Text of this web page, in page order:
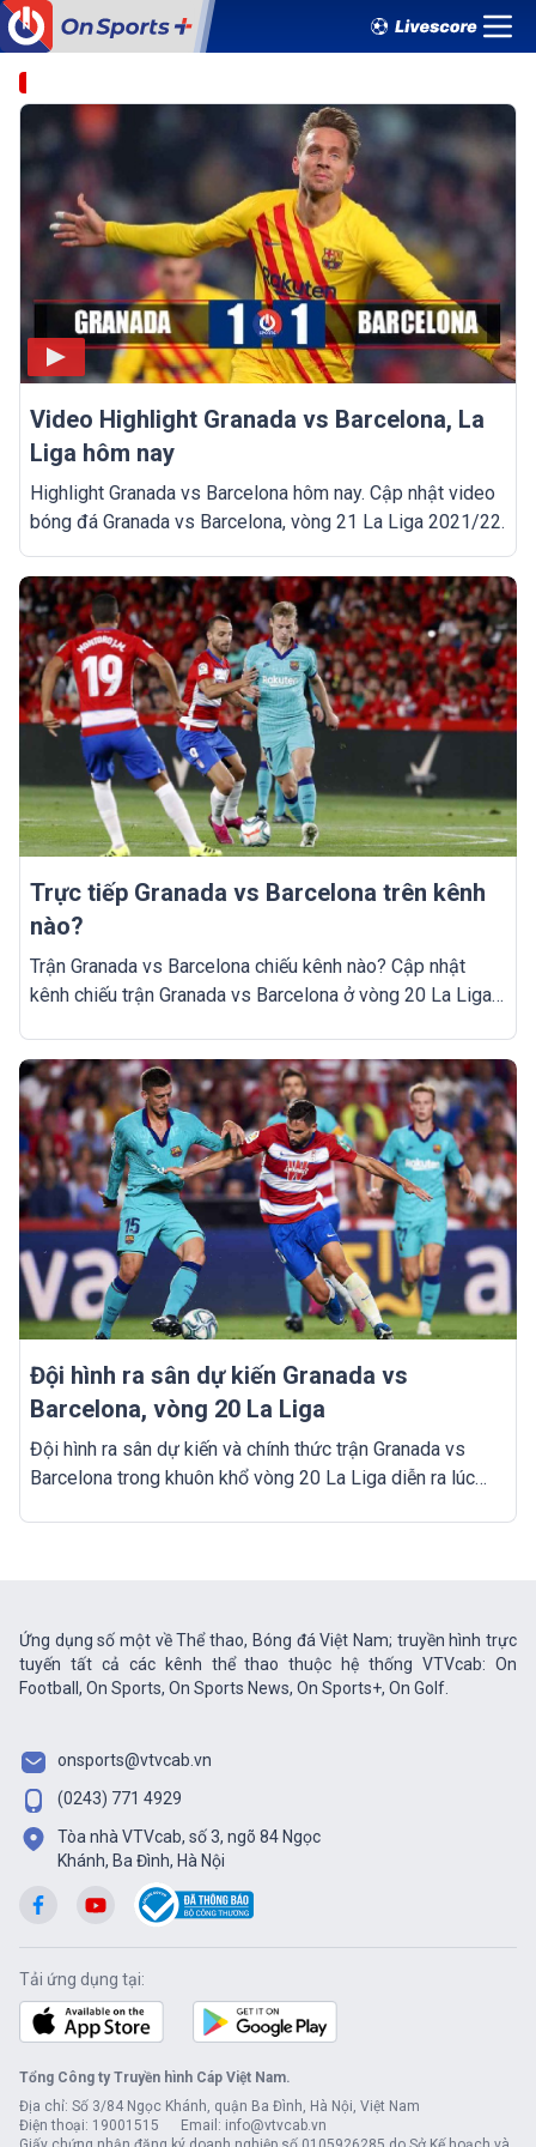
Video Highlight Granada vs Barcelona, La
Liga hôm nay
Highlight Granada vs Barcelona hôm nay. Cập nhật video
bóng đá Granada vs Barcelona, vòng 21 La Liga 2021/22.
Trực tiếp Granada vs Barcelona trên kênh
nào?
Trận Granada vs Barcelona chiếu kênh nào? Cập nhật
kênh chiếu trận Granada vs Barcelona ở vòng 20 La Liga
Đội hình ra sân dự kiến Granada vs
Barcelona, vòng 20 La Liga
Đội hình ra sân dự kiến và chính thức trận Granada vs
Barcelona trong khuôn khổ vòng 20 La Liga diễn ra lúc
Ứng dụng số một về Thể thao, Bóng đá Việt Nam; truyền hình trực
tuyến tất cả các kênh thể thao thuộc hệ thống VTVcab: On
Football, On Sports, On Sports News, On Sports+, On Golf.
onsports@vtvcab.vn
(0243) 771 4929
Tòa nhà VTVcab, số 3, ngõ 84 Ngọc
Khánh, Ba Đình, Hà Nội
Tổng Công ty Truyền hình Cáp Việt Nam.
Địa chỉ: Số 3/84 Ngọc Khánh, quận Ba Đình, Hà Nội, Việt Nam
Điện thoại: 19001515 Email: info@vtvcab.vn
Tải ứng dụng tại: